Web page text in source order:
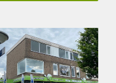
appartement, circa
van de